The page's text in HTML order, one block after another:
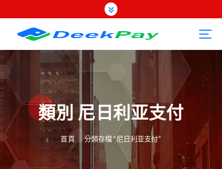
至
類別 尼日利亚支付
首頁 分類存檔 "尼日利亚支付"